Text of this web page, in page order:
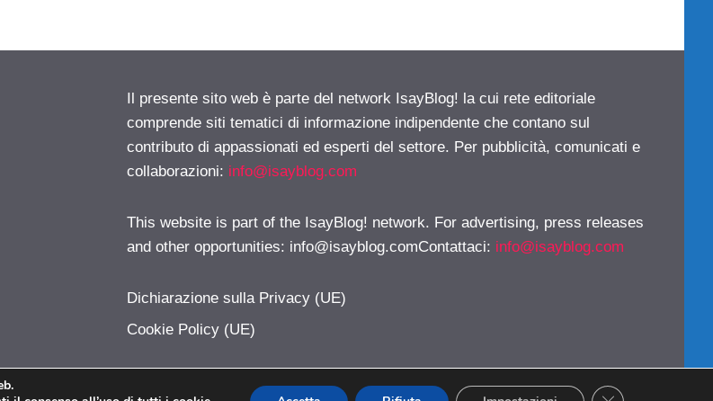
Il presente sito web è parte del network IsayBlog! la cui rete editoriale
comprende siti tematici di informazione indipendente che contano sul
contributo di appassionati ed esperti del settore. Per pubblicità, comunicati e
collaborazioni: info@isayblog.com
This website is part of the IsayBlog! network. For advertising, press releases
and other opportunities: info@isayblog.comContattaci: info@isayblog.com
Dichiarazione sulla Privacy (UE)
Cookie Policy (UE)
CLOSE GDPR